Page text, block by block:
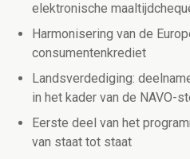
elektronische
Harmonisering van de
consumentenkrediet
Landsverdediging:
in het kader van de NAVO-
Eerste deel van het
van staat tot staat